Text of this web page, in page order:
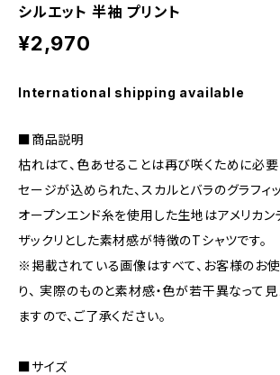
シルエット 半袖 プリント
¥2,970
International shipping available
■商品説明
枯れはて、色あせることは再び咲くために必
セージが込められた、スカルとバラのグラフィ
オープンエンド糸を使用した生地はアメリカン
ザックリとした素材感が特徴のTシャツです。
※掲載されている画像はすべて、お客様のお
り、 実際のものと素材感・色が若干異なって
ますので、ご了承ください。
■サイズ